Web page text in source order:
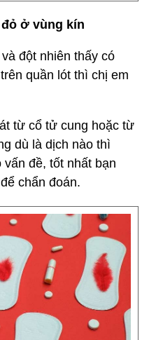
ở vùng kín
đột nhiên thấy có
quần lót thì chị em
từ cổ tử cung hoặc từ
dù là dịch nào thì
đề, tốt nhất bạn
chẩn đoán.